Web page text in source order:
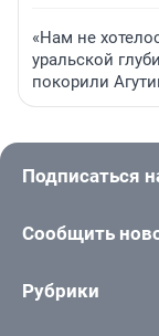
«Нам не
уральской
покорили
Подписаться
Сообщить
Рубрики